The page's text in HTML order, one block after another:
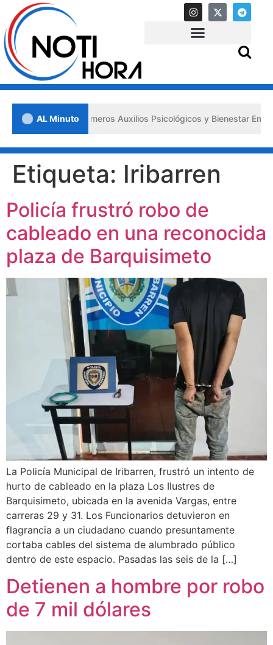
AL Minuto
impulsa los «Primeros Auxilios Psicológicos y Bienestar
Etiqueta: Iribarren
Policía frustró robo de
cableado en una reconocida
plaza de Barquisimeto
La Policía Municipal de Iribarren, frustró un intento de
hurto de cableado en la plaza Los Ilustres de
Barquisimeto, ubicada en la avenida Vargas, entre
carreras 29 y 31. Los Funcionarios detuvieron en
flagrancia a un ciudadano cuando presuntamente
cortaba cables del sistema de alumbrado público
dentro de este espacio. Pasadas las seis de la […]
Detienen a hombre por robo
de 7 mil dólares